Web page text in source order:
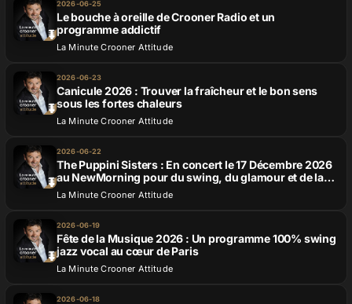
Nos flux audio
Télécharger notre application
Contact
2026-06-25
Le bouche à oreille de Crooner Radio et un
programme addictif
La Minute Crooner Attitude
2026-06-23
Canicule 2026 : Trouver la fraîcheur et le bon sens
sous les fortes chaleurs
La Minute Crooner Attitude
2026-06-22
The Puppini Sisters : En concert le 17 Décembre 2026
au NewMorning pour du swing, du glamour et de la
féminité
La Minute Crooner Attitude
2026-06-19
Fête de la Musique 2026 : Un programme 100% swing
jazz vocal au cœur de Paris
La Minute Crooner Attitude
2026-06-18